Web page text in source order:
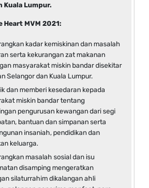
Kuala Lumpur.
Heart MVM 2021:
kadar kemiskinan dan masalah
serta kekurangan zat makanan
masyarakat miskin bandar disekitar
Selangor dan Kuala Lumpur.
dan memberi kesedaran kepada
miskin bandar tentang
pengurusan kewangan dari segi
bantuan dan simpanan serta
insaniah, pendidikan dan
keluarga.
masalah sosial dan isu
disamping mengeratkan
silaturrahim dikalangan ahli